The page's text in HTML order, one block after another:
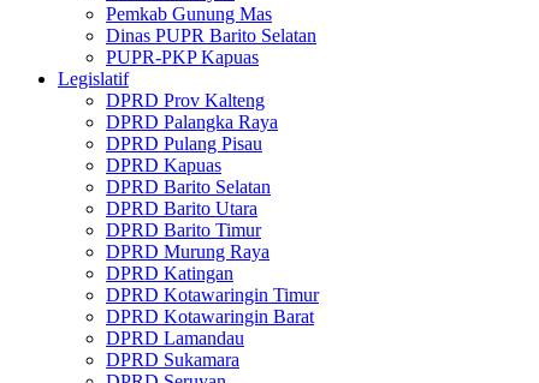
Pemkab Gunung Mas
Dinas PUPR Barito Selatan
PUPR-PKP Kapuas
Legislatif
DPRD Prov Kalteng
DPRD Palangka Raya
DPRD Pulang Pisau
DPRD Kapuas
DPRD Barito Selatan
DPRD Barito Utara
DPRD Barito Timur
DPRD Murung Raya
DPRD Katingan
DPRD Kotawaringin Timur
DPRD Kotawaringin Barat
DPRD Lamandau
DPRD Sukamara